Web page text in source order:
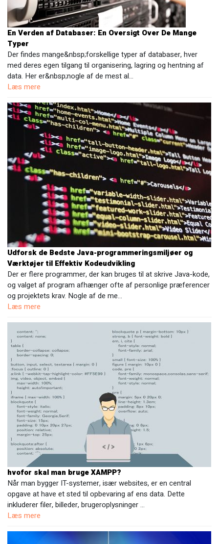
En Verden af Databaser: En Oversigt Over De Mange
Typer
Der findes mange&nbsp;forskellige typer af databaser, hver
med deres egen tilgang til organisering, lagring og hentning af
data. Her er&nbsp;nogle af de mest al…
Læs mere
Udforsk de Bedste Java-programmeringsmiljøer og
Værktøjer til Effektiv Kodeudvikling
Der er flere programmer, der kan bruges til at skrive Java-kode,
og valget af program afhænger ofte af personlige præferencer
og projektets krav. Nogle af de me…
Læs mere
hvofor skal man bruge XAMPP?
Når man bygger IT-systemer, især websites, er en central
opgave at have et sted til opbevaring af ens data. Dette
inkluderer filer, billeder, brugeroplysninger …
Læs mere